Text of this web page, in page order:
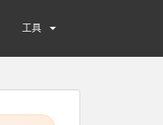
工具